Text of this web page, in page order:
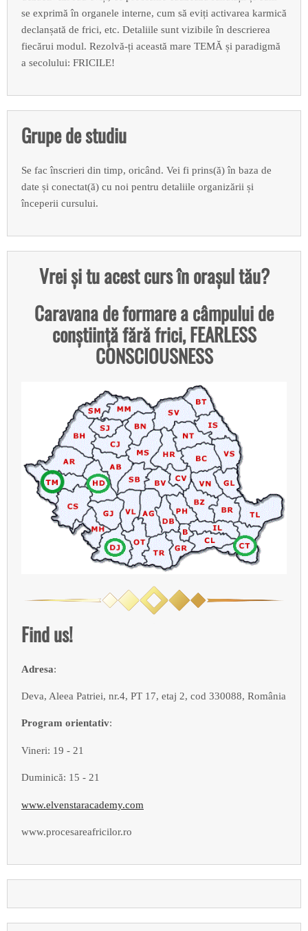
se exprimă în organele interne, cum să eviți activarea karmică
declanșată de frici, etc. Detaliile sunt vizibile în descrierea
fiecărui modul. Rezolvă-ți această mare TEMĂ și paradigmă
a secolului: FRICILE!
Grupe de studiu
Se fac înscrieri din timp, oricând. Vei fi prins(ă) în baza de
date și conectat(ă) cu noi pentru detaliile organizării și
începerii cursului.
Vrei și tu acest curs în orașul tău?
Caravana de formare a câmpului de
conștiință fără frici, FEARLESS
CONSCIOUSNESS
Find us!
Adresa:
Deva, Aleea Patriei, nr.4, PT 17, etaj 2, cod 330088, România
Program orientativ:
Vineri: 19 - 21
Duminică: 15 - 21
www.elvenstaracademy.com
www.procesareafricilor.ro